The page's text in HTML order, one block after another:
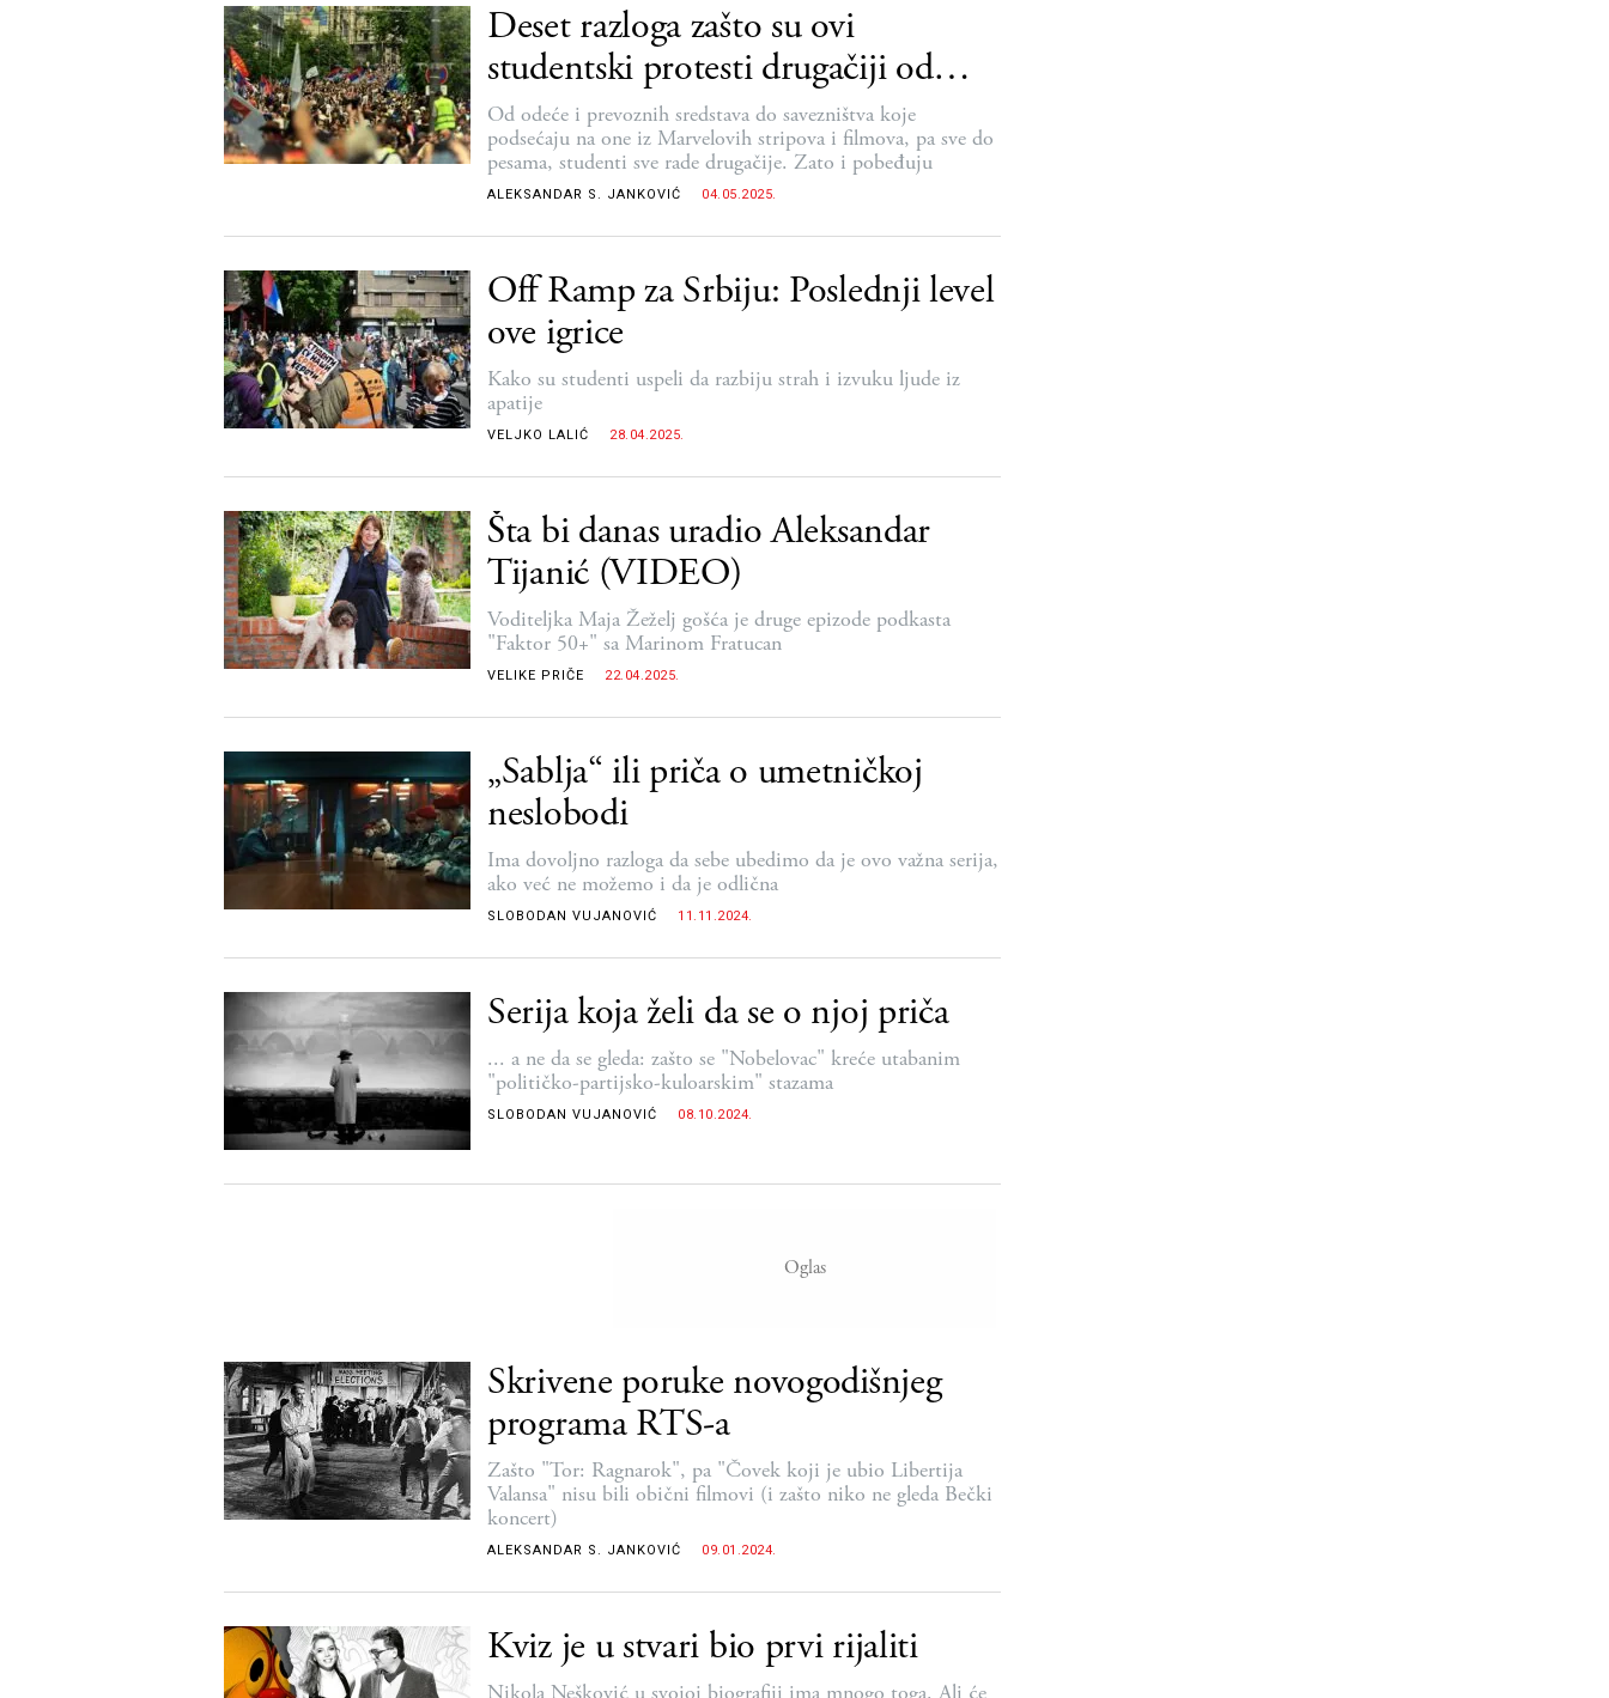
Deset razloga zašto su ovi
studentski protesti drugačiji od
ostalih
Od odeće i prevoznih sredstava do savezništva koje
podsećaju na one iz Marvelovih stripova i filmova, pa sve do
pesama, studenti sve rade drugačije. Zato i pobeđuju
ALEKSANDAR S. JANKOVIĆ 04.05.2025.
Off Ramp za Srbiju: Poslednji level
ove igrice
Kako su studenti uspeli da razbiju strah i izvuku ljude iz
apatije
VELJKO LALIĆ 28.04.2025.
Šta bi danas uradio Aleksandar
Tijanić (VIDEO)
Voditeljka Maja Žeželj gošća je druge epizode podkasta
"Faktor 50+" sa Marinom Fratucan
VELIKE PRIČE 22.04.2025.
„Sablja“ ili priča o umetničkoj
neslobodi
Ima dovoljno razloga da sebe ubedimo da je ovo važna serija,
ako već ne možemo i da je odlična
SLOBODAN VUJANOVIĆ 11.11.2024.
Serija koja želi da se o njoj priča
... a ne da se gleda: zašto se "Nobelovac" kreće utabanim
"političko-partijsko-kuloarskim" stazama
SLOBODAN VUJANOVIĆ 08.10.2024.
Skrivene poruke novogodišnjeg
programa RTS-a
Zašto "Tor: Ragnarok", pa "Čovek koji je ubio Libertija
Valansa" nisu bili obični filmovi (i zašto niko ne gleda Bečki
koncert)
ALEKSANDAR S. JANKOVIĆ 09.01.2024.
Kviz je u stvari bio prvi rijaliti
Nikola Nešković u svojoj biografiji ima mnogo toga. Ali će